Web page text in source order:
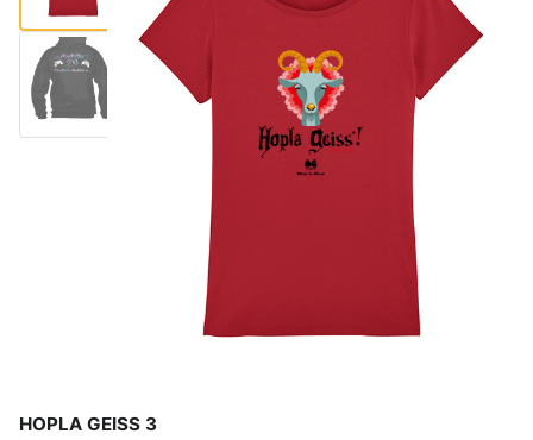
HOPLA GEISS 3